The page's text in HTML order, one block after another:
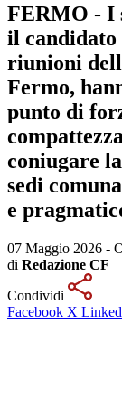
FERMO - I
il
riunioni
Fermo,
punto di
coniugare
sedi
e
07 Maggio 2026 -
di Redazione CF
Condividi
Facebook X